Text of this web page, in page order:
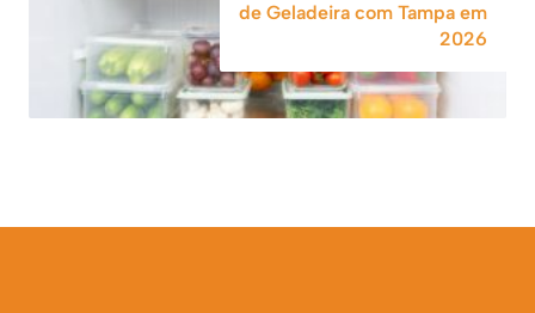
de Geladeira com Tampa em
2026